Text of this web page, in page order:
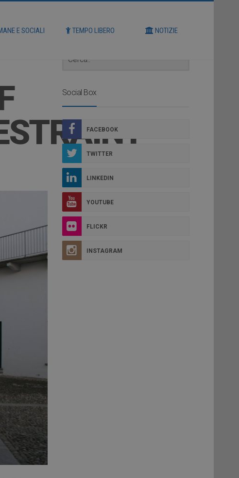
E SOCIALI TEMPO LIBERO NOTIZIE
Social Box
FACEBOOK
TWITTER
LINKEDIN
YOUTUBE
FLICKR
INSTAGRAM